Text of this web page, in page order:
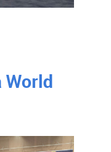
World